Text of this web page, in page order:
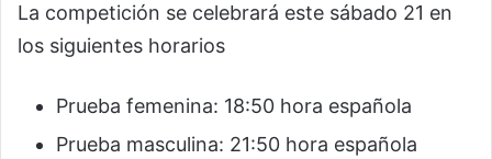
La competición se celebrará este sábado 21 en
los siguientes horarios
Prueba femenina: 18:50 hora española
Prueba masculina: 21:50 hora española